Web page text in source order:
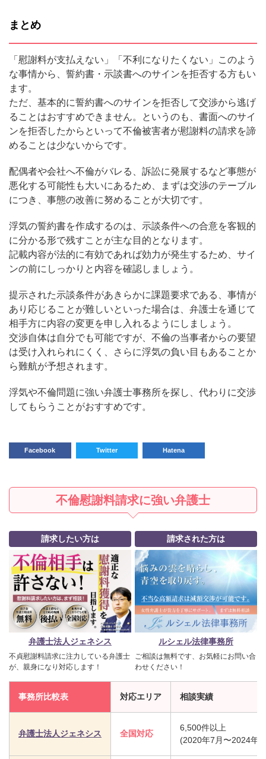
まとめ
「慰謝料が支払えない」「不利になりたくない」このよう
な事情から、誓約書・示談書へのサインを拒否する方もい
ます。
ただ、基本的に誓約書へのサインを拒否して交渉から逃げ
ることはおすすめできません。というのも、書面へのサイ
ンを拒否したからといって不倫被害者が慰謝料の請求を諦
めることは少ないからです。
配偶者や会社へ不倫がバレる、訴訟に発展するなど事態が
悪化する可能性も大いにあるため、まずは交渉のテーブル
につき、事態の改善に努めることが大切です。
浮気の誓約書を作成するのは、示談条件への合意を客観的
に分かる形で残すことが主な目的となります。
記載内容が法的に有効であれば効力が発生するため、サイ
ンの前にしっかりと内容を確認しましょう。
提示された示談条件があきらかに課題要求である、事情が
あり応じることが難しいといった場合は、弁護士を通じて
相手方に内容の変更を申し入れるようにしましょう。
交渉自体は自分でも可能ですが、不倫の当事者からの要望
は受け入れられにくく、さらに浮気の負い目もあることか
ら難航が予想されます。
浮気や不倫問題に強い弁護士事務所を探し、代わりに交渉
してもらうことがおすすめです。
Facebook Twitter Hatena
不倫慰謝料請求に強い弁護士
請求したい方は
弁護士法人ジェネシス
不貞慰謝料請求に注力している弁護士
が、親身になり対応します！
請求された方は
ルシェル法律事務所
ご相談は無料です、お気軽にお問い合
わせください！
事務所比較表 対応エリア 相談実績
弁護士法人ジェネシス 全国対応
6,500件以上
(2020年7月〜2024年